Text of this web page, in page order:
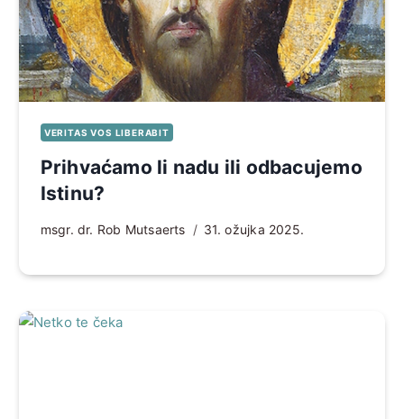
VERITAS VOS LIBERABIT
Prihvaćamo li nadu ili odbacujemo
Istinu?
msgr. dr. Rob Mutsaerts 31. ožujka 2025.